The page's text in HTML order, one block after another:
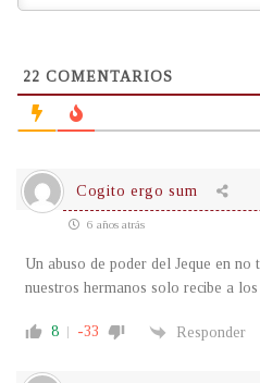
22 COMENTARIOS
Cogito ergo sum
6 años atrás
Un abuso de poder del Jeque en
nuestros hermanos solo recibe a
8 -33 Responder